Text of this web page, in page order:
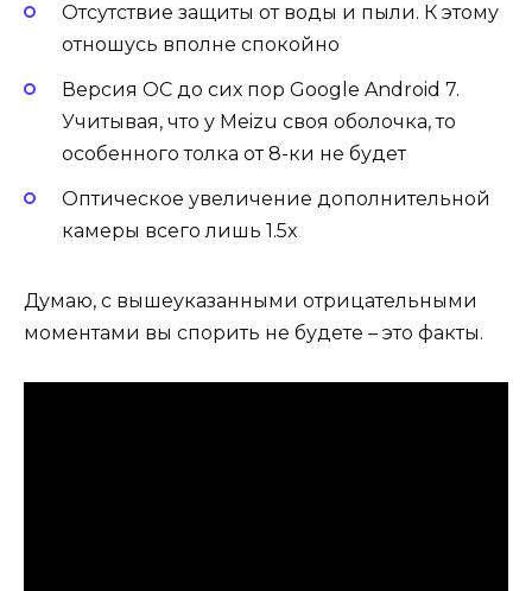
Отсутствие защиты от воды и пыли. К этому
отношусь вполне спокойно
Версия ОС до сих пор Google Android 7.
Учитывая, что у Meizu своя оболочка, то
особенного толка от 8-ки не будет
Оптическое увеличение дополнительной
камеры всего лишь 1.5x
Думаю, с вышеуказанными отрицательными
моментами вы спорить не будете – это факты.